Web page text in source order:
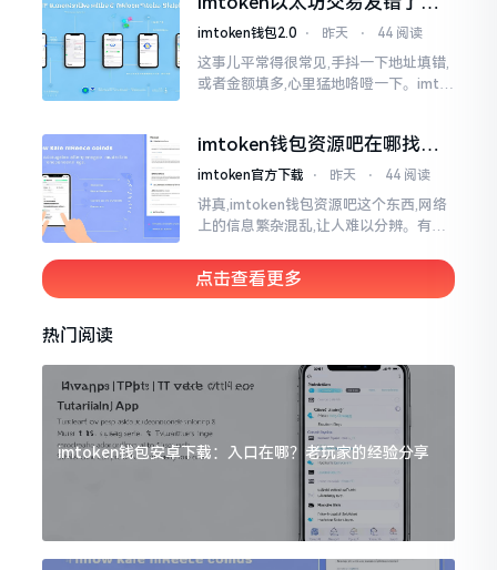
为畅快
整？取消方法告诉你
imtoken钱包2.0 ⋅ 昨天 ⋅ 44 阅读
这事儿平常得很常见,手抖一下地址填错,
或者金额填多,心里猛地咯噔一下。imto
imtoken钱包资源吧在哪找，
这些坑我帮你趟过
imtoken官方下载 ⋅ 昨天 ⋅ 44 阅读
讲真,imtoken钱包资源吧这个东西,网络
上的信息繁杂混乱,让人难以分辨。有的
三方进行的搬运。倘若找对了资源
点击查看更多
热门阅读
imtoken钱包安卓下载：入口在哪？老玩家的经验分享